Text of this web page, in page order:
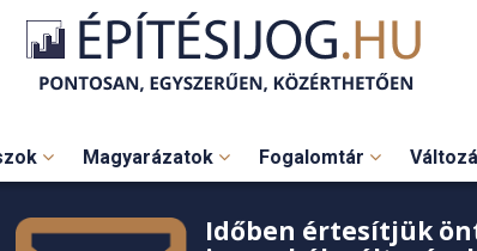
Magyarázatok Fogalomtár
Időben értesítjük